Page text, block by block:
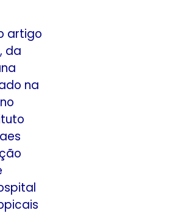
artigo
da
na